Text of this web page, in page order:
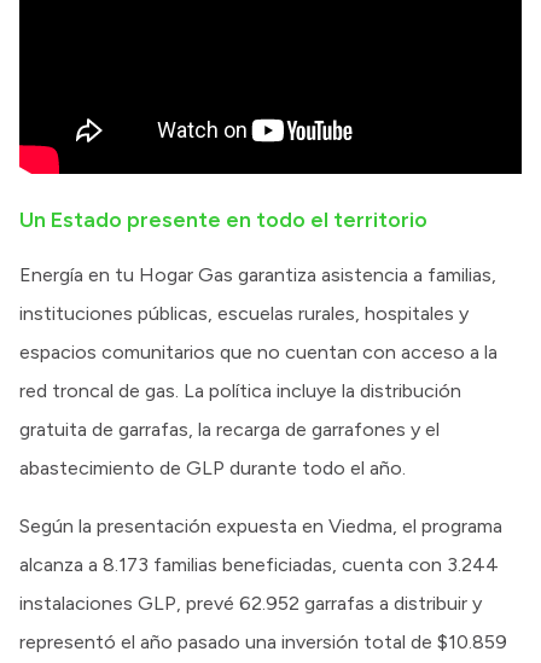
Un Estado presente en todo el territorio
Energía en tu Hogar Gas garantiza asistencia a familias,
instituciones públicas, escuelas rurales, hospitales y
espacios comunitarios que no cuentan con acceso a la
red troncal de gas. La política incluye la distribución
gratuita de garrafas, la recarga de garrafones y el
abastecimiento de GLP durante todo el año.
Según la presentación expuesta en Viedma, el programa
alcanza a 8.173 familias beneficiadas, cuenta con 3.244
instalaciones GLP, prevé 62.952 garrafas a distribuir y
representó el año pasado una inversión total de $10.859